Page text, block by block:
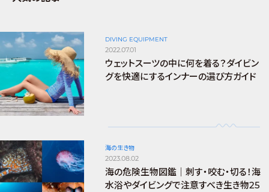
DIVING EQUIPMENT
2022.07.01
ウェットスーツの中に何を着る？ダイビン
グを快適にするインナーの選び方ガイド
海の生き物
2023.08.02
海の危険生物図鑑｜刺す・咬む・切る！海
水浴やダイビングで注意すべき生き物25